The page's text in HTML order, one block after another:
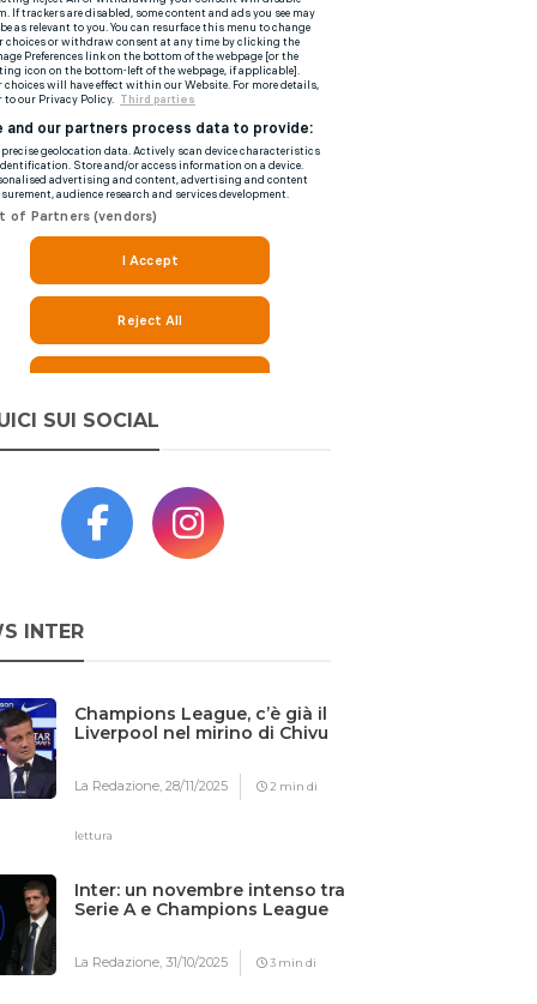
SUI SOCIAL
INTER
Champions League, c’è già il
Liverpool nel mirino di Chivu
La Redazione,28/11/2025 2 min di
lettura
Inter: un novembre intenso tra
Serie A e Champions League
La Redazione,31/10/2025 3 min di